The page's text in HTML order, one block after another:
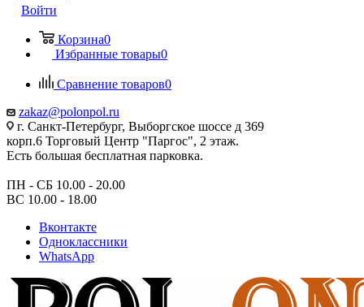
Войти
Корзина0
Избранные товары0
Сравнение товаров0
zakaz@polonpol.ru
г. Санкт-Петербург, Выборгское шоссе д 369
корп.6 Торговый Центр "Паргос", 2 этаж.
Есть большая бесплатная парковка.
ПН - СБ 10.00 - 20.00
ВС 10.00 - 18.00
Вконтакте
Одноклассники
WhatsApp